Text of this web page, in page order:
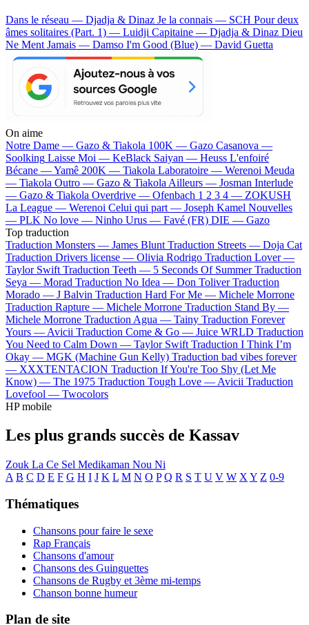
Dans le réseau — Djadja & Dinaz Je la connais — SCH Pour deux
âmes solitaires (Part. 1) — Luidji Capitaine — Djadja & Dinaz Dieu
Ne Ment Jamais — Damso I'm Good (Blue) — David Guetta
On aime
Notre Dame — Gazo & Tiakola 100K — Gazo Casanova —
Soolking Laisse Moi — KeBlack Saiyan — Heuss L'enfoiré
Bécane —Yamê 200K — Tiakola Laboratoire — Werenoi Meuda
— Tiakola Outro — Gazo & Tiakola Ailleurs — Josman Interlude
— Gazo & Tiakola Overdrive — Ofenbach 1 2 3 4 — ZOKUSH
La League — Werenoi Celui qui part — Joseph Kamel Nouvelles
— PLK No love — Ninho Urus — Favé (FR) DIE — Gazo
Top traduction
Traduction Monsters — James Blunt Traduction Streets — Doja Cat
Traduction Drivers license — Olivia Rodrigo Traduction Lover —
Taylor Swift Traduction Teeth — 5 Seconds Of Summer Traduction
Seya — Morad Traduction No Idea — Don Toliver Traduction
Morado — J Balvin Traduction Hard For Me — Michele Morrone
Traduction Rapture — Michele Morrone Traduction Stand By —
Michele Morrone Traduction Agua — Tainy Traduction Forever
Yours — Avicii Traduction Come & Go — Juice WRLD Traduction
You Need to Calm Down — Taylor Swift Traduction I Think I’m
Okay — MGK (Machine Gun Kelly) Traduction bad vibes forever
— XXXTENTACION Traduction If You're Too Shy (Let Me
Know) — The 1975 Traduction Tough Love — Avicii Traduction
Lovefool — Twocolors
HP mobile
Les plus grands succès de Kassav
Zouk La Ce Sel Medikaman Nou Ni
A B C D E F G H I J K L M N O P Q R S T U V W X Y Z 0-9
Thématiques
Chansons pour faire le sexe
Rap Français
Chansons d'amour
Chansons des Guinguettes
Chansons de Rugby et 3ème mi-temps
Chanson bonne humeur
Plan de site